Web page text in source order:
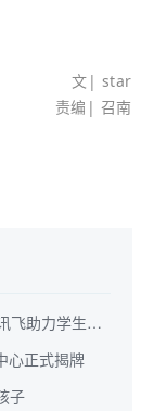
文 | star
责编| 召南
飞助力学生身
心正式揭牌
子